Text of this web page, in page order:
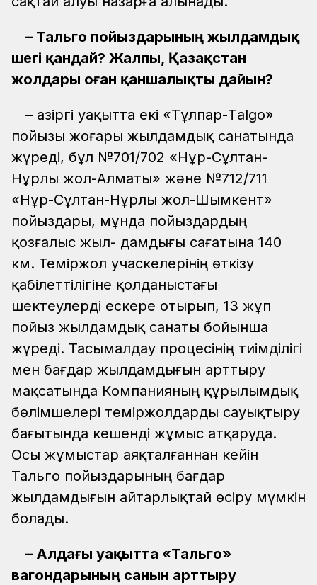
– Тальго пойыздарының жылдамдық
шегі қандай? Жалпы, Қазақстан
жолдары оған қаншалықты дайын?
– Қазіргі уақытта екі «Tұлпар-Тalgo»
пойызы жоғары жылдамдық санатында
жүреді, бұл №701/702 «Нұр-Сұлтан-
Нұрлы жол-Алматы» және №712/711
«Нұр-Сұлтан-Нұрлы жол-Шымкент»
пойыздары, мұнда пойыздардың
қозғалыс жыл- дамдығы сағатына 140
км. Теміржол учаскелерінің өткізу
қабілеттілігіне қолданыстағы
шектеулерді ескере отырып, 13 жұп
пойыз жылдамдық санаты бойынша
жүреді. Тасымалдау процесінің тиімділігі
мен бағдар жылдамдығын арттыру
мақсатында Компанияның құрылымдық
бөлімшелері теміржолдарды сауықтыру
бағытында кешенді жұмыс атқаруда.
Осы жұмыстар аяқталғаннан кейін
Тальго пойыздарының бағдар
жылдамдығын айтарлықтай өсіру мүмкін
болады.
– Алдағы уақытта «Тальго»
вагондарының санын арттыру